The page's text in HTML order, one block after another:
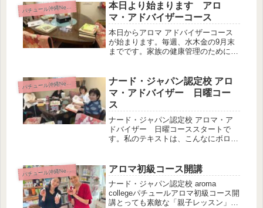
校の先生です。子育てに役立てたいと
入校されました。お二人とも実年齢よ
り...
パ
チュール沖縄News
本日より始まります アロ
マ・アドバイザーコース
本日からアロマ アドバイザーコース
が始まります。毎週、水木金の9月末
までです。家族の健康管理のために❣️
基礎～アロマテラピーのミクロの世界
へ～ アロマでスキンケア１～美し...
パ
チュール沖縄News
ナード・ジャパン認定校 アロ
マ・アドバイザー 日曜コー
ス
ナード・ジャパン認定校 アロマ・ア
ドバイザー 日曜コーススタートで
す。私のテキストは、こんなにボロボ
ただきました。私達の体は、常にスト
レッサーの危険が付きまとっています
ね。...
パ
チュール沖縄News アロマ初級コース開講
ナード・ジャパン認定校 aroma
collegeパチュールアロマ初級コース開
講とっても素敵な「親子レッスン」が